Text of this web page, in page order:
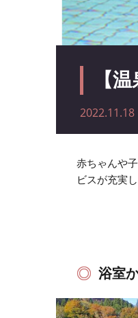
【
2022.11.18
赤ちゃんや
ビスが充実
浴室